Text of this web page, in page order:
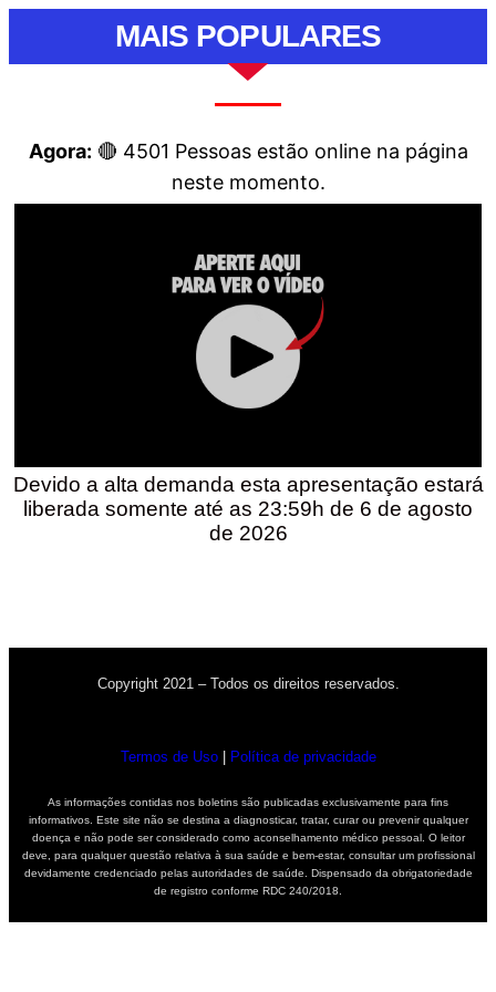
MAIS POPULARES
Agora: 🔴 4501 Pessoas estão online na página
neste momento.
Devido a alta demanda esta apresentação estará
liberada somente até as 23:59h de 6 de agosto
de 2026
Copyright 2021 – Todos os direitos reservados.
Termos de Uso| Política de privacidade
As informações contidas nos boletins são publicadas exclusivamente para fins
informativos. Este site não se destina a diagnosticar, tratar, curar ou prevenir qualquer
doença e não pode ser considerado como aconselhamento médico pessoal. O leitor
deve, para qualquer questão relativa à sua saúde e bem-estar, consultar um profissional
devidamente credenciado pelas autoridades de saúde. Dispensado da obrigatoriedade
de registro conforme RDC 240/2018.